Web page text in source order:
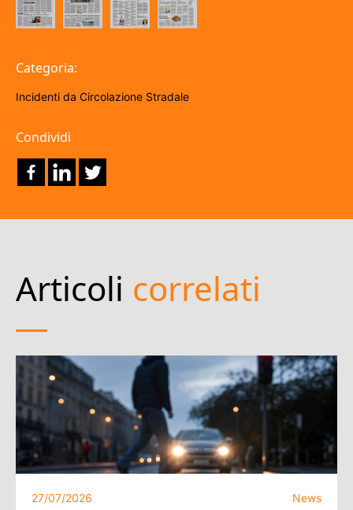
Categoria:
Incidenti da Circolazione Stradale
Condividi
Articoli correlati
27/07/2026 News